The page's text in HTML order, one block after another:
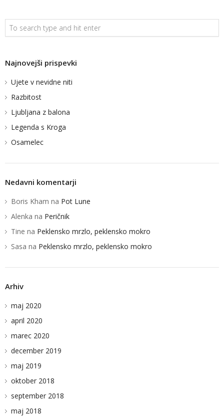
Najnovejši prispevki
Ujete v nevidne niti
Razbitost
Ljubljana z balona
Legenda s Kroga
Osamelec
Nedavni komentarji
Boris Kham na Pot Lune
Alenka na Peričnik
Tine na Peklensko mrzlo, peklensko mokro
Sasa na Peklensko mrzlo, peklensko mokro
Arhiv
maj 2020
april 2020
marec 2020
december 2019
maj 2019
oktober 2018
september 2018
maj 2018